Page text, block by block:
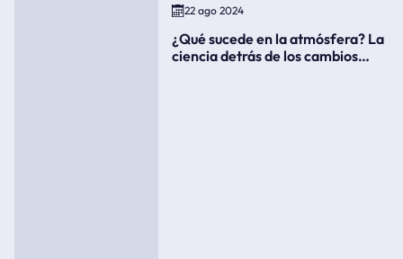
22 ago 2024
¿Qué sucede en la atmósfera? La
ciencia detrás de los cambios